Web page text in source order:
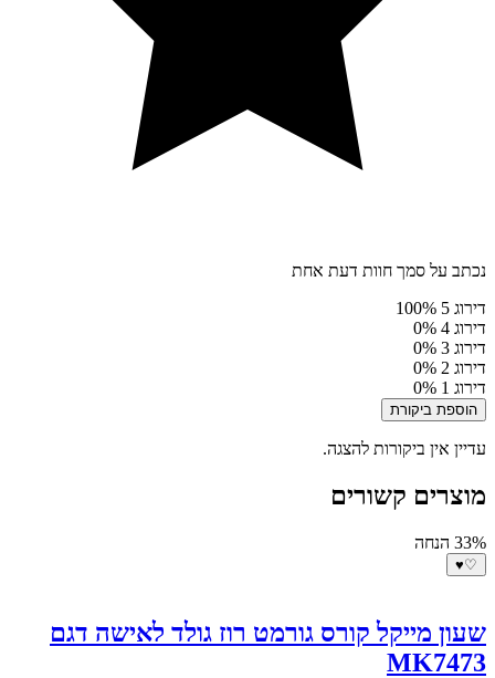
נכתב על סמך חוות דעת אחת
דירוג 5
100%
דירוג 4
0%
דירוג 3
0%
דירוג 2
0%
דירוג 1
0%
הוספת ביקורת
עדיין אין ביקורות להצגה.
מוצרים קשורים
33% הנחה
♡
♥
שעון מייקל קורס גורמט רוז גולד לאישה דגם
MK7473